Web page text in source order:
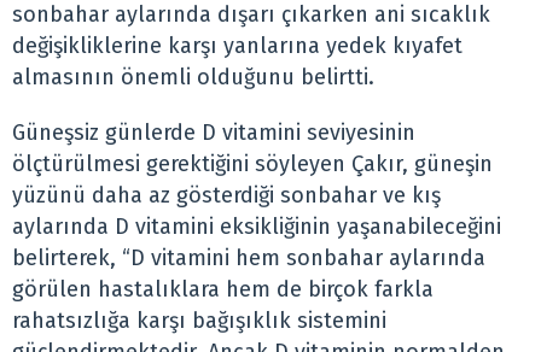
sonbahar aylarında dışarı çıkarken ani sıcaklık
değişikliklerine karşı yanlarına yedek kıyafet
almasının önemli olduğunu belirtti.
Güneşsiz günlerde D vitamini seviyesinin
ölçtürülmesi gerektiğini söyleyen Çakır, güneşin
yüzünü daha az gösterdiği sonbahar ve kış
aylarında D vitamini eksikliğinin yaşanabileceğini
belirterek, “D vitamini hem sonbahar aylarında
görülen hastalıklara hem de birçok farkla
rahatsızlığa karşı bağışıklık sistemini